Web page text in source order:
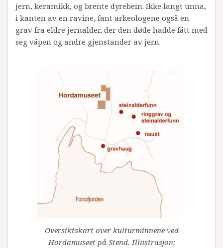
jern, keramikk, og brente dyrebein. Ikke langt unna,
i kanten av en ravine, fant arkeologene også en
grav fra eldre jernalder, der den døde hadde fått med
seg våpen og andre gjenstander av jern.
Oversiktskart over kulturminnene ved
Hordamuseet på Stend. Illustrasjon: